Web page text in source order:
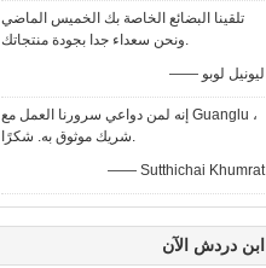
تلقينا البضائع الخاصة بك الخميس الماضي
ونحن سعداء جدا بجودة منتجاتك.
—— ليونيل لوبو
إنه لمن دواعي سرورنا العمل مع Guanglu ،
شريك موثوق به. شكرًا.
—— Sutthichai Khumrat
ابن دردش الآن